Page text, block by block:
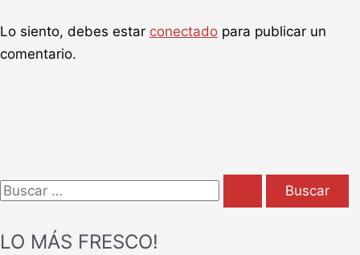
Lo siento, debes estar conectado para publicar un
comentario.
B
LO MÁS FRESCO!